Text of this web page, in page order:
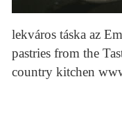
lekváros táska az
pastries from the
country kitchen